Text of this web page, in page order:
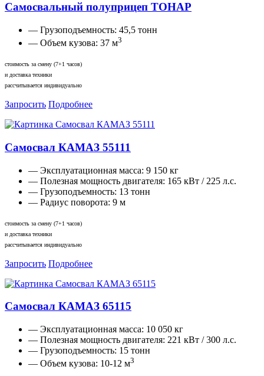
Самосвальный полуприцеп ТОНАР
— Грузоподъемность: 45,5 тонн
— Объем кузова: 37 м3
стоимость за смену (7+1 часов)
и доставка техники
рассчитывается индивидуально
Запросить Подробнее
Самосвал КАМАЗ 55111
— Эксплуатационная масса: 9 150 кг
— Полезная мощность двигателя: 165 кВт / 225 л.с.
— Грузоподъемность: 13 тонн
— Радиус поворота: 9 м
стоимость за смену (7+1 часов)
и доставка техники
рассчитывается индивидуально
Запросить Подробнее
Самосвал КАМАЗ 65115
— Эксплуатационная масса: 10 050 кг
— Полезная мощность двигателя: 221 кВт / 300 л.с.
— Грузоподъемность: 15 тонн
— Объем кузова: 10-12 м3